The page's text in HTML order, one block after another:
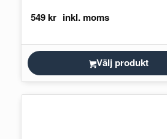
549kr
Välj produkt